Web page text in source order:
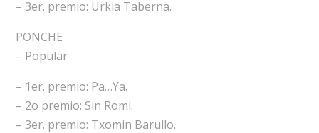
– 3er. premio: Urkia Taberna.
PONCHE
– Popular
– 1er. premio: Pa…Ya.
– 2o premio: Sin Romi.
– 3er. premio: Txomin Barullo.